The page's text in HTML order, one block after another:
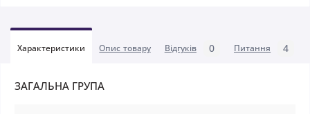
Характеристики Опис товару Відгуків 0 Питання 4
ЗАГАЛЬНА ГРУПА